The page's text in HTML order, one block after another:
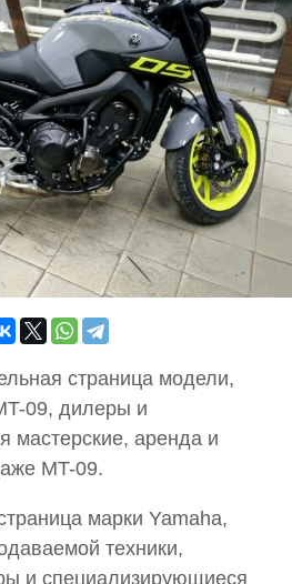
страница модели,
09, дилеры и
мастерские, аренда и
MT-09.
марки Yamaha,
техники,
и специализирующиеся